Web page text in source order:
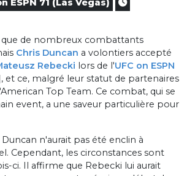
ESPN 71 (Las Vegas)
que de nombreux combattants
Chris Duncan a volontiers accepté
Rebecki lors de l'UFC on ESPN
et ce, malgré leur statut de partenaires
Top Team. Ce combat, qui se
event, a une saveur particulière pour
n'aurait pas été enclin à
Cependant, les circonstances sont
ci. Il affirme que Rebecki lui aurait